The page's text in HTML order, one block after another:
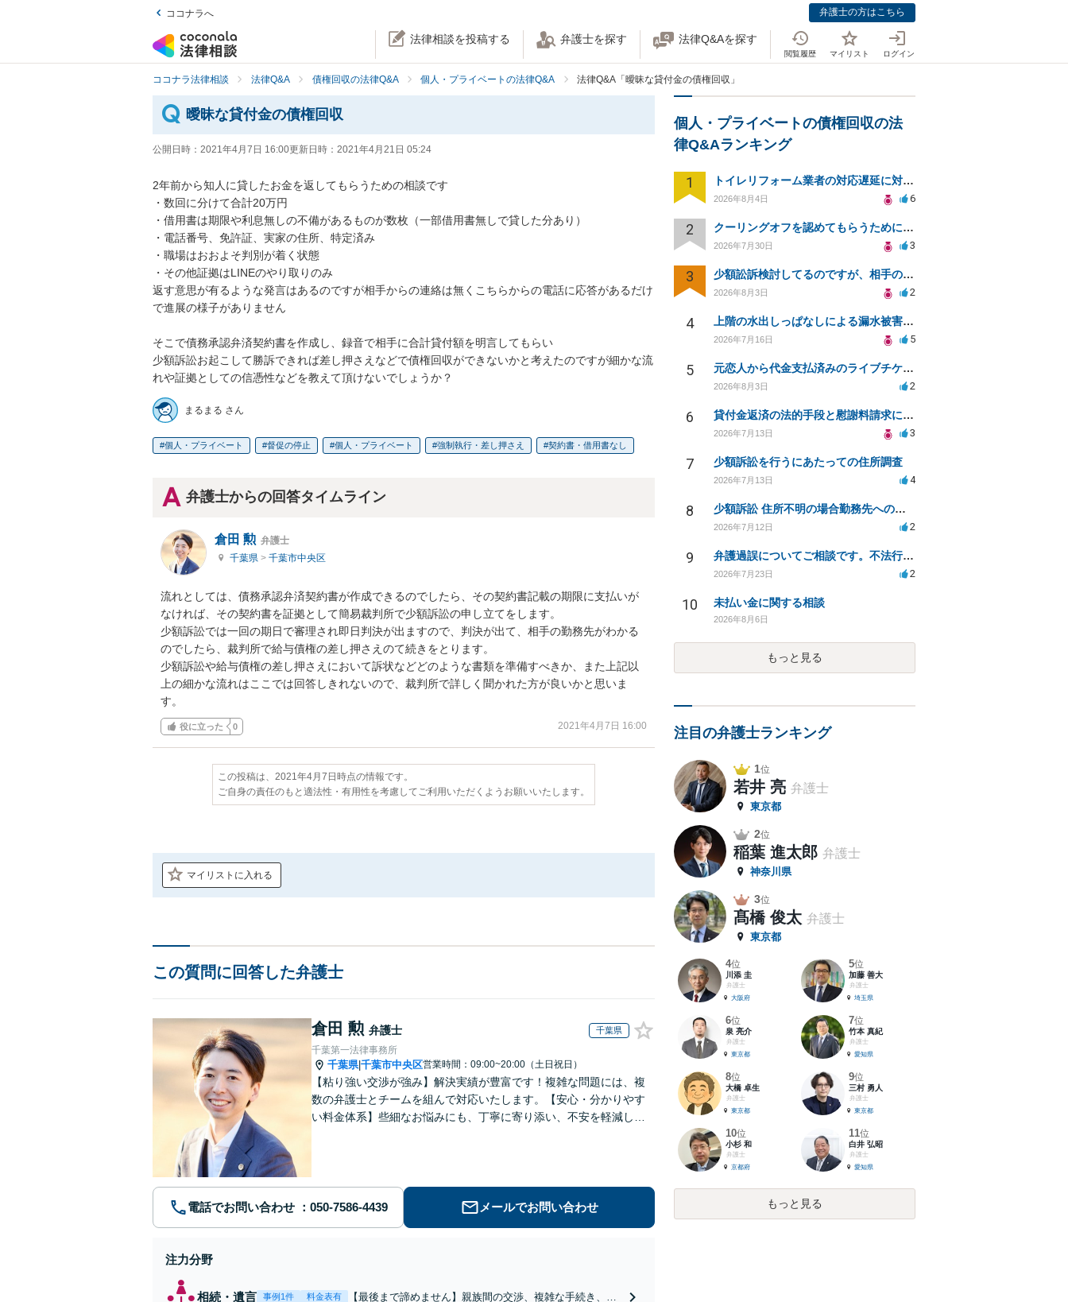
ココナラへ 弁護士の方はこちら
法律相談を投稿する 弁護士を探す 法律Q&Aを探す
閲覧履歴 マイリスト ログイン
ココナラ法律相談 法律Q&A 債権回収の法律Q&A 個人・プライベートの法律Q&A 法律Q&A「曖昧な貸付金の債権回収」
曖昧な貸付金の債権回収
公開日時： 2021年4月7日 16:00更新日時： 2021年4月21日 05:24
2年前から知人に貸したお金を返してもらうための相談です
・数回に分けて合計20万円
・借用書は期限や利息無しの不備があるものが数枚（一部借用書無しで貸した分あり）
・電話番号、免許証、実家の住所、特定済み
・職場はおおよそ判別が着く状態
・その他証拠はLINEのやり取りのみ
返す意思が有るような発言はあるのですが相手からの連絡は無くこちらからの電話に応答があるだけ
で進展の様子がありません
そこで債務承認弁済契約書を作成し、録音で相手に合計貸付額を明言してもらい
少額訴訟お起こして勝訴できれば差し押さえなどで債権回収ができないかと考えたのですが細かな流
れや証拠としての信憑性などを教えて頂けないでしょうか？
まるまる さん
個人・プライベート 督促の停止 個人・プライベート 強制執行・差し押さえ 契約書・借用書なし
弁護士からの回答タイムライン
倉田 勲 弁護士
千葉県 > 千葉市中央区
流れとしては、債務承認弁済契約書が作成できるのでしたら、その契約書記載の期限に支払いが
なければ、その契約書を証拠として簡易裁判所で少額訴訟の申し立てをします。
少額訴訟では一回の期日で審理され即日判決が出ますので、判決が出て、相手の勤務先がわかる
のでしたら、裁判所で給与債権の差し押さえのて続きをとります。
少額訴訟や給与債権の差し押さえにおいて訴状などどのような書類を準備すべきか、また上記以
上の細かな流れはここでは回答しきれないので、裁判所で詳しく聞かれた方が良いかと思いま
す。
役に立った 0 2021年4月7日 16:00
この投稿は、2021年4月7日時点の情報です。
ご自身の責任のもと適法性・有用性を考慮してご利用いただくようお願いいたします。
マイリストに入れる
この質問に回答した弁護士
倉田 勲 弁護士 千葉県
千葉第一法律事務所
千葉県|千葉市中央区営業時間：09:00~20:00（土日祝日）
【粘り強い交渉が強み】解決実績が豊富です！複雑な問題には、複
数の弁護士とチームを組んで対応いたします。【安心・分かりやす
い料金体系】些細なお悩みにも、丁寧に寄り添い、不安を軽減しま
電話でお問い合わせ メールでお問い合わせ
注力分野
相続・遺言 事例1件 料金表有
【最後まで諦めません】親族間の交渉、複雑な手続き、全
個人・プライベートの債権回収の法
律Q&Aランキング
1 トイレリフォーム業者の対応遅延に対する法的措置相談
2026年8月4日 6
2 クーリングオフを認めてもらうために少額訴訟できるのでしょうか。
2026年7月30日 3
3 少額訟訴検討してるのですが、相手の住所がわからない
2026年8月3日 2
4 上階の水出しっぱなしによる漏水被害、130万円の回収方法を相談したい
2026年7月16日 5
5 元恋人から代金支払済みのライブチケットを回収したい。
2026年8月3日 2
6 貸付金返済の法的手段と慰謝料請求について
2026年7月13日 3
7 少額訴訟を行うにあたっての住所調査
2026年7月13日 4
8 少額訴訟 住所不明の場合勤務先への書類送達は可能？
2026年7月12日 2
9 弁護過誤についてご相談です。不法行為の遅延損害金起算日について。
2026年7月23日 2
10 未払い金に関する相談
2026年8月6日
もっと見る
注目の弁護士ランキング
1位
若井 亮 弁護士
東京都
2位
稲葉 進太郎 弁護士
神奈川県
3位
髙橋 俊太 弁護士
東京都
4位
川添 圭
弁護士
大阪府
5位
加藤 善大
弁護士
埼玉県
6位
泉 亮介
弁護士
東京都
7位
竹本 真紀
弁護士
愛知県
8位
大橋 卓生
弁護士
東京都
9位
三村 勇人
弁護士
東京都
10位
小杉 和
弁護士
京都府
11位
白井 弘昭
弁護士
愛知県
もっと見る